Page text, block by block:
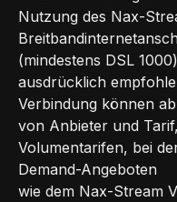
Nutzung des Nax-
(mindestens DSL
ausdrücklich
Verbindung können
von Anbieter und
Volumentarifen, bei
Demand-Angeboten
wie dem Nax-Stream